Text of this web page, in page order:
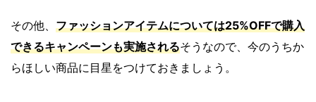
その他、 ファッションアイテムについては25%OFFで購入
できるキャンペーンも実施されるそうなので、今のうちか
らほしい商品に目星をつけておきましょう。